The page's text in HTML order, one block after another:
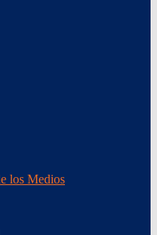
los Medios